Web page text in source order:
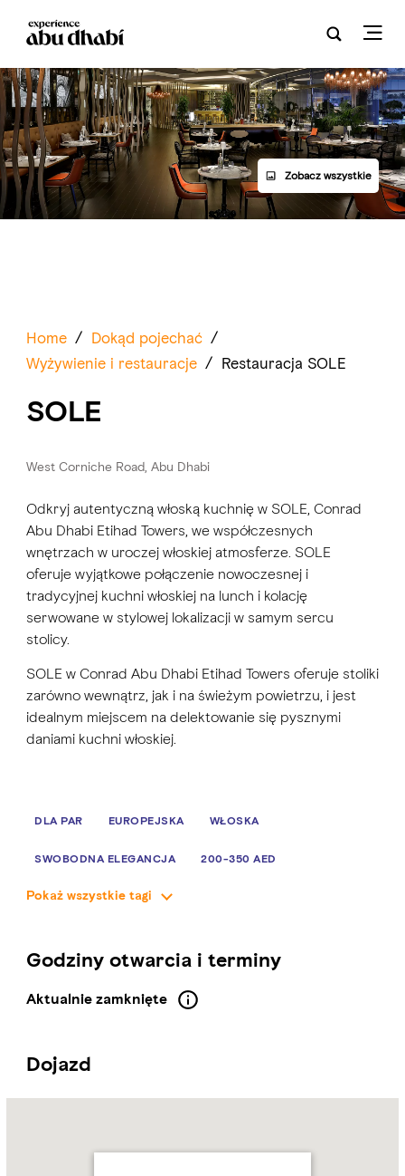
Zobacz wszystkie
Home / Dokąd pojechać /
Wyżywienie i restauracje / Restauracja SOLE
SOLE
West Corniche Road, Abu Dhabi
Odkryj autentyczną włoską kuchnię w SOLE, Conrad
Abu Dhabi Etihad Towers, we współczesnych
wnętrzach w uroczej włoskiej atmosferze. SOLE
oferuje wyjątkowe połączenie nowoczesnej i
tradycyjnej kuchni włoskiej na lunch i kolację
serwowane w stylowej lokalizacji w samym sercu
stolicy.
SOLE w Conrad Abu Dhabi Etihad Towers oferuje stoliki
zarówno wewnątrz, jak i na świeżym powietrzu, i jest
idealnym miejscem na delektowanie się pysznymi
daniami kuchni włoskiej.
DLA PAR EUROPEJSKA WŁOSKA
SWOBODNA ELEGANCJA 200-350 AED
Pokaż wszystkie tagi
Godziny otwarcia i terminy
Aktualnie zamknięte
Dojazd